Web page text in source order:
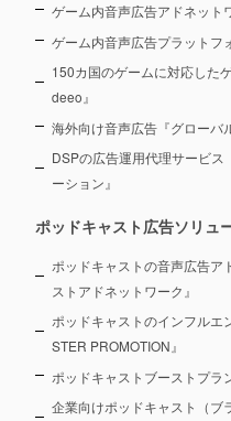
ゲーム内音声広告アドネット
ゲーム内音声広告プラットフ
150カ国のゲームに対応した
deeo』
海外向け音声広告『グローバ
DSPの広告運用代理サービス
ーション』
ポッドキャスト広告ソリュ
ポッドキャストの音声広告ア
ストアドネットワーク』
ポッドキャストのインフルエ
STER PROMOTION』
ポッドキャストブーストプラ
企業向けポッドキャスト（ブ